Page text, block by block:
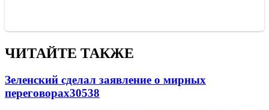
ЧИТАЙТЕ ТАКЖЕ
Зеленский сделал заявление о мирных
переговорах30538